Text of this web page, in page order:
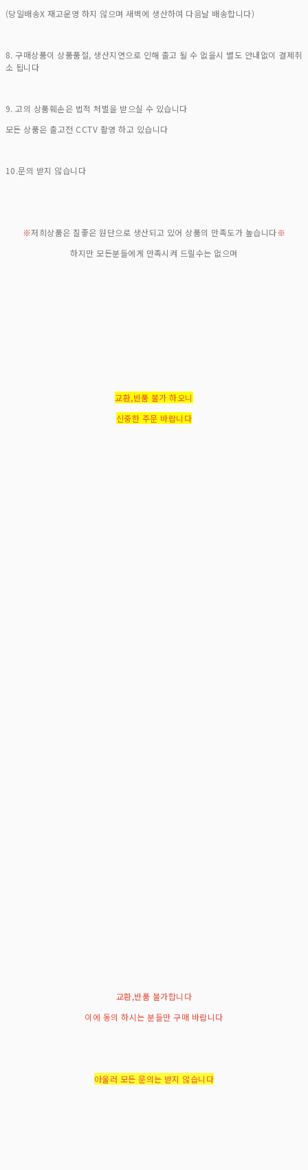
(당일배송X 재고운영 하지 않으며 새벽에 생산하여 다음날 배송합니다)
8. 구매상품이 상품품절, 생산지연으로 인해 출고 될 수 없을시 별도 안내없이 결제취
소 됩니다
9. 고의 상품훼손은 법적 처벌을 받으실 수 있습니다
모든 상품은 출고전 CCTV 촬영 하고 있습니다
10.문의 받지 않습니다
※저희상품은 질좋은 원단으로 생산되고 있어 상품의 만족도가 높습니다※
하지만 모든분들에게 만족시켜 드릴수는 없으며
교환,반품 불가 하오니
신중한 주문 바랍니다
교환,반품 불가합니다
이에 동의 하시는 분들만 구매 바랍니다
아울러 모든 문의는 받지 않습니다